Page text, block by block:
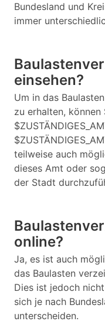
Bundesland und
immer
einsehen?
Um in das
zu erhalten,
teilweise auch
dieses Amt oder
der Stadt
online?
Ja, es ist auch
das Baulasten
Dies ist jedoch
sich je nach
unterscheiden.